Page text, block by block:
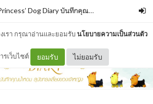
เรา กรุณาอ่านและยอมรับนโยบายความเป็นส่วนตัว
รเว็บไซต์ ยอมรับ ไม่ยอมรับ
The Princess’ Dog Diary บันทึกคุณน้ำหอม สุนัขทรงเลี้ยงของเจ้าหญิง